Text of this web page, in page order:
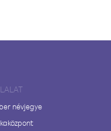
névjegye